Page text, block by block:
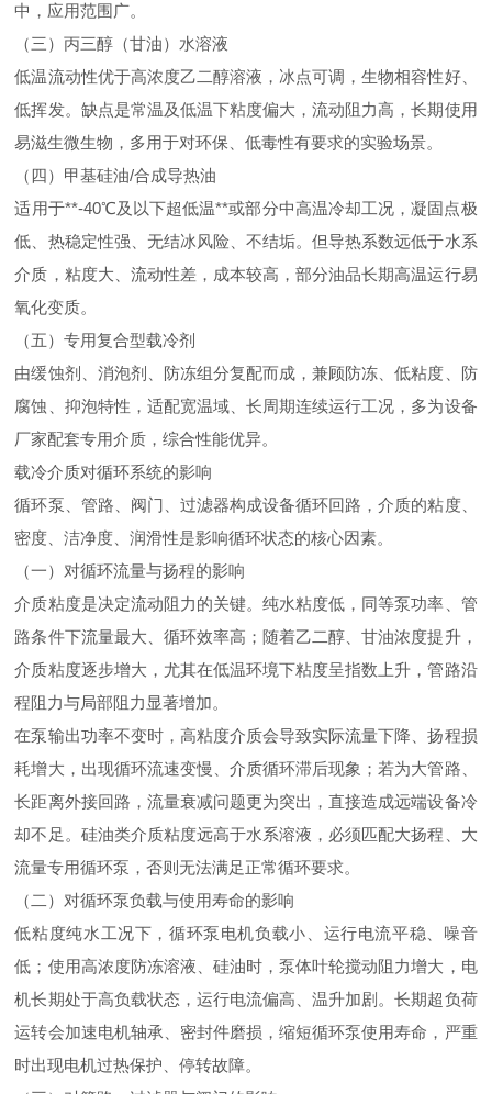
中，应用范围广。
（三）丙三醇（甘油）水溶液
低温流动性优于高浓度乙二醇溶液，冰点可调，生物相容性好、
低挥发。缺点是常温及低温下粘度偏大，流动阻力高，长期使用
易滋生微生物，多用于对环保、低毒性有要求的实验场景。
（四）甲基硅油/合成导热油
适用于**-40℃及以下超低温**或部分中高温冷却工况，凝固点极
低、热稳定性强、无结冰风险、不结垢。但导热系数远低于水系
介质，粘度大、流动性差，成本较高，部分油品长期高温运行易
氧化变质。
（五）专用复合型载冷剂
由缓蚀剂、消泡剂、防冻组分复配而成，兼顾防冻、低粘度、防
腐蚀、抑泡特性，适配宽温域、长周期连续运行工况，多为设备
厂家配套专用介质，综合性能优异。
载冷介质对循环系统的影响
循环泵、管路、阀门、过滤器构成设备循环回路，介质的粘度、
密度、洁净度、润滑性是影响循环状态的核心因素。
（一）对循环流量与扬程的影响
介质粘度是决定流动阻力的关键。纯水粘度低，同等泵功率、管
路条件下流量最大、循环效率高；随着乙二醇、甘油浓度提升，
介质粘度逐步增大，尤其在低温环境下粘度呈指数上升，管路沿
程阻力与局部阻力显著增加。
在泵输出功率不变时，高粘度介质会导致实际流量下降、扬程损
耗增大，出现循环流速变慢、介质循环滞后现象；若为大管路、
长距离外接回路，流量衰减问题更为突出，直接造成远端设备冷
却不足。硅油类介质粘度远高于水系溶液，必须匹配大扬程、大
流量专用循环泵，否则无法满足正常循环要求。
（二）对循环泵负载与使用寿命的影响
低粘度纯水工况下，循环泵电机负载小、运行电流平稳、噪音
低；使用高浓度防冻溶液、硅油时，泵体叶轮搅动阻力增大，电
机长期处于高负载状态，运行电流偏高、温升加剧。长期超负荷
运转会加速电机轴承、密封件磨损，缩短循环泵使用寿命，严重
时出现电机过热保护、停转故障。